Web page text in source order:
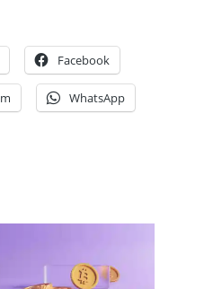
Facebook
WhatsApp